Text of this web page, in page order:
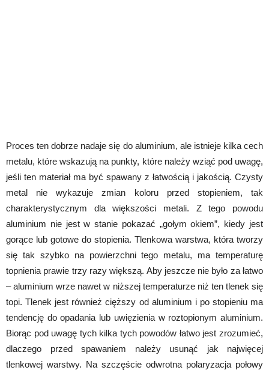
Proces ten dobrze nadaje się do aluminium, ale istnieje kilka cech
metalu, które wskazują na punkty, które należy wziąć pod uwagę,
jeśli ten materiał ma być spawany z łatwością i jakością. Czysty
metal nie wykazuje zmian koloru przed stopieniem, tak
charakterystycznym dla większości metali. Z tego powodu
aluminium nie jest w stanie pokazać „gołym okiem”, kiedy jest
gorące lub gotowe do stopienia. Tlenkowa warstwa, która tworzy
się tak szybko na powierzchni tego metalu, ma temperaturę
topnienia prawie trzy razy większą. Aby jeszcze nie było za łatwo
– aluminium wrze nawet w niższej temperaturze niż ten tlenek się
topi. Tlenek jest również cięższy od aluminium i po stopieniu ma
tendencję do opadania lub uwięzienia w roztopionym aluminium.
Biorąc pod uwagę tych kilka tych powodów łatwo jest zrozumieć,
dlaczego przed spawaniem należy usunąć jak najwięcej
tlenkowej warstwy. Na szczęście odwrotna polaryzacja połowy